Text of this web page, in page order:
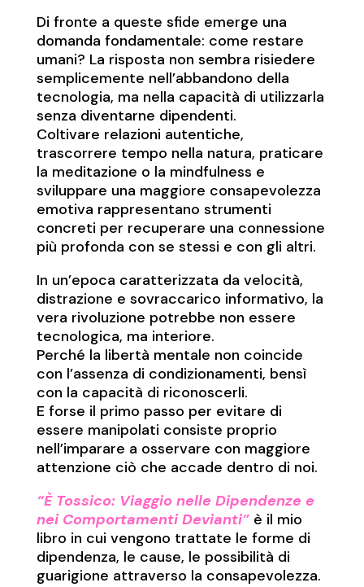
Di fronte a queste sfide emerge una
domanda fondamentale: come restare
umani? La risposta non sembra risiedere
semplicemente nell’abbandono della
tecnologia, ma nella capacità di utilizzarla
senza diventarne dipendenti.
Coltivare relazioni autentiche,
trascorrere tempo nella natura, praticare
la meditazione o la mindfulness e
sviluppare una maggiore consapevolezza
emotiva rappresentano strumenti
concreti per recuperare una connessione
più profonda con se stessi e con gli altri.
In un’epoca caratterizzata da velocità,
distrazione e sovraccarico informativo, la
vera rivoluzione potrebbe non essere
tecnologica, ma interiore.
Perché la libertà mentale non coincide
con l’assenza di condizionamenti, bensì
con la capacità di riconoscerli.
E forse il primo passo per evitare di
essere manipolati consiste proprio
nell’imparare a osservare con maggiore
attenzione ciò che accade dentro di noi.
“È Tossico: Viaggio nelle Dipendenze e
nei Comportamenti Devianti”è il mio
libro in cui vengono trattate le forme di
dipendenza, le cause, le possibilità di
guarigione attraverso la consapevolezza.